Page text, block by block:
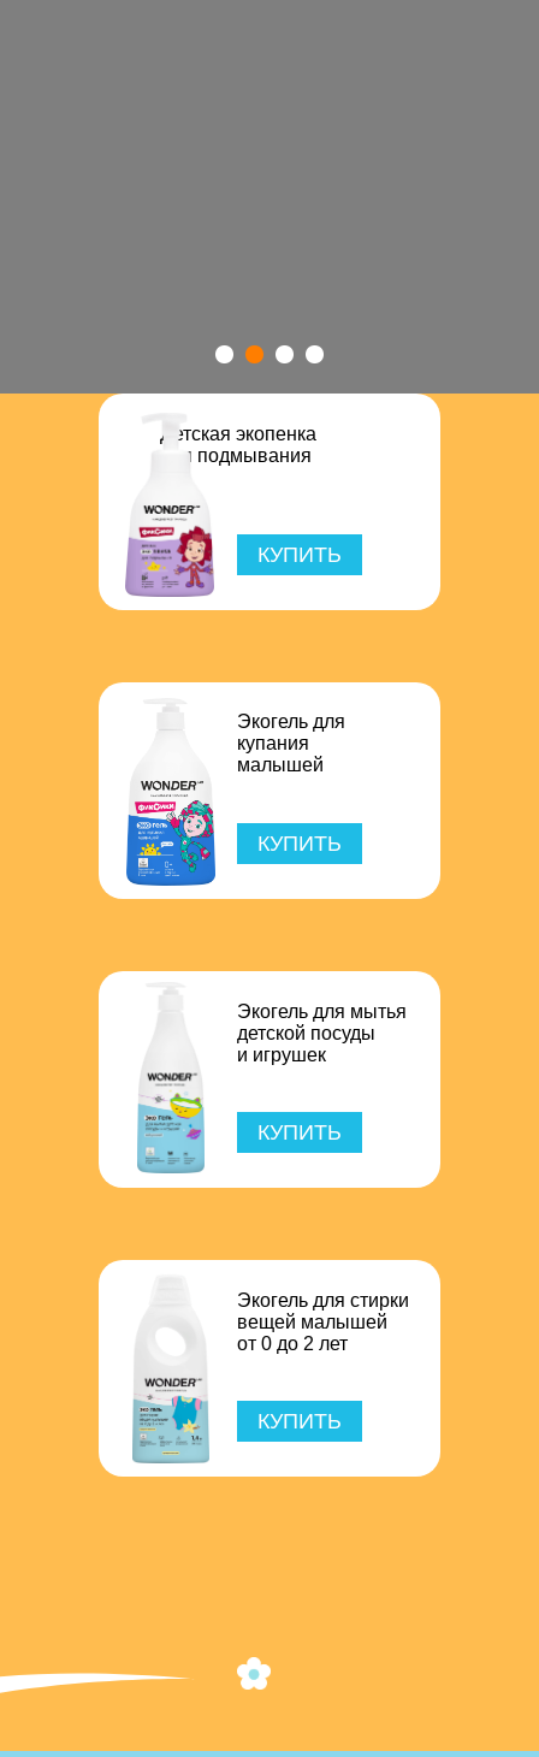
Детская экопенка
для подмывания
КУПИТЬ
Экогель для
купания
малышей
КУПИТЬ
Экогель для мытья
детской посуды
и игрушек
КУПИТЬ
Экогель для стирки
вещей малышей
от 0 до 2 лет
КУПИТЬ